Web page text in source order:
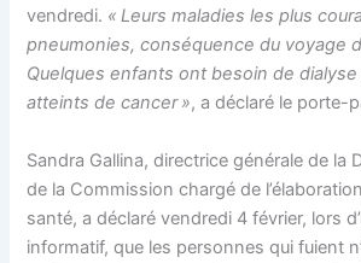
vendredi. « Leurs maladies les plus
pneumonies, conséquence du voyage
Quelques enfants ont besoin de dialyse
atteints de cancer », a déclaré le porte-
Sandra Gallina, directrice générale de la
de la Commissionchargé de
santé, a déclaré vendredi 4 février, lors
informatif, que les personnes qui fuient